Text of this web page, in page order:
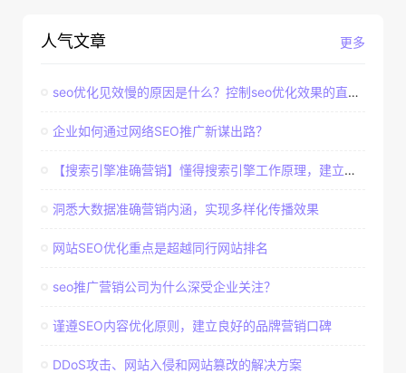
更多
人气文章
seo优化见效慢的原因是什么？控制seo优化效果的直接因素
企业如何通过网络SEO推广新谋出路？
【搜索引擎准确营销】懂得搜索引擎工作原理，建立准确客户群体
洞悉大数据准确营销内涵，实现多样化传播效果
网站SEO优化重点是超越同行网站排名
seo推广营销公司为什么深受企业关注？
谨遵SEO内容优化原则，建立良好的品牌营销口碑
DDoS攻击、网站入侵和网站篡改的解决方案